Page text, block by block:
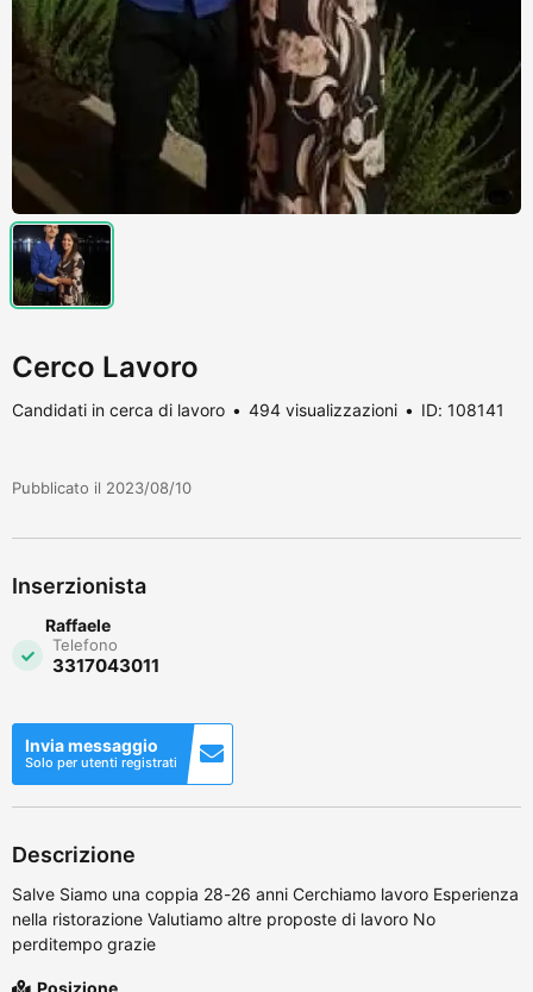
Cerco Lavoro
Candidati in cerca di lavoro 494 visualizzazioni ID: 108141
Pubblicato il 2023/08/10
Inserzionista
Raffaele
Telefono
3317043011
Invia messaggio
Solo per utenti registrati
Descrizione
Salve Siamo una coppia 28-26 anni Cerchiamo lavoro Esperienza
nella ristorazione Valutiamo altre proposte di lavoro No
perditempo grazie
Posizione